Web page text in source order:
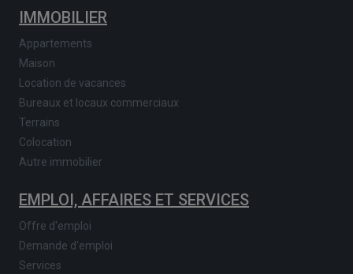
IMMOBILIER
Appartements
Maison
Location de vacances
Bureaux et locaux commerciaux
Terrains
Colocation
Autre immobilier
EMPLOI, AFFAIRES ET SERVICES
Offre d'emploi
Demande d'emploi
Services